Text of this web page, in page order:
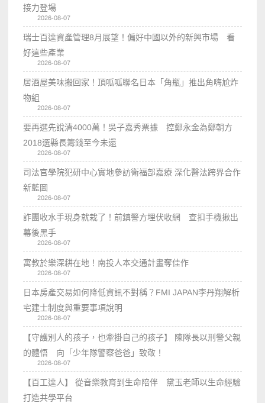
接力登場
2026-08-07
瑞士百達資產管理8月展望！偏好中國以外的新興市場 看
好這些產業
2026-08-07
居酒屋美味搬回家！頂呱呱聯名日本「角瓶」推出角嗨尬炸
物組
2026-08-07
要再選先說清4000萬！吳子嘉秀票據 控鄭永金為鄭朝方
2018選縣長籌錢至今未還
2026-08-07
司法官學院犯研中心實地參訪衛福部嘉療 深化醫法跨界合作
新藍圖
2026-08-07
詐團收水手現身就栽了！前鎮警方埋伏收網 查扣手機揪出
幕後黑手
2026-08-07
寓教於樂深耕在地！南投人本交通計畫奪佳作
2026-08-07
日本房產交易如何降低資訊不對稱？FMI JAPAN李丹翔解析
宅建士制度與重要事項說明
2026-08-07
【守護別人的孩子，也牽掛自己的孩子】 陳隊長以刑警父親
的體悟 向「少年隊警察爸爸」致敬！
2026-08-07
【百工達人】 從音樂教育到生命陪伴 黛玉老師以生命經驗
打造共學平台